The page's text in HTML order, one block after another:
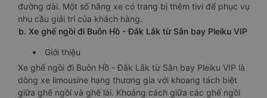
đường dài. Một số hãng xe có trang bị thêm tivi để phục vụ
nhu cầu giải trí của khách hàng.
b. Xe ghế ngồi đi Buôn Hồ - Đắk Lắk từ Sân bay Pleiku VIP
Giới thiệu
Xe ghế ngồi đi Buôn Hồ - Đắk Lắk từ Sân bay Pleiku VIP là
dòng xe limousine hạng thương gia với khoang tách biệt
giữa ghế ngồi và ghế lái. Khoảng cách giữa các ghế ngồi